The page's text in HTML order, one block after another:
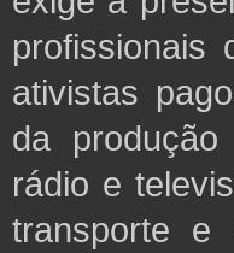
profissionais
ativistas
da
rádio e
transporte e